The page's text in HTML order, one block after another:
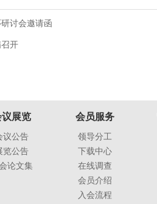
讨会邀请函
开
议展览
议公告
览公告
论文集
会员服务
领导分工
下载中心
在线调查
会员介绍
入会流程